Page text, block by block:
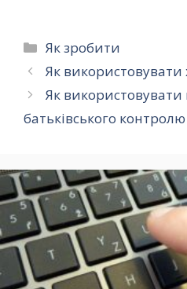
Категорії
Як зробити
Як
Як
батьківського